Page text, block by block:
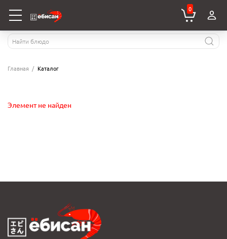
0
Главная Каталог
Элемент не найден